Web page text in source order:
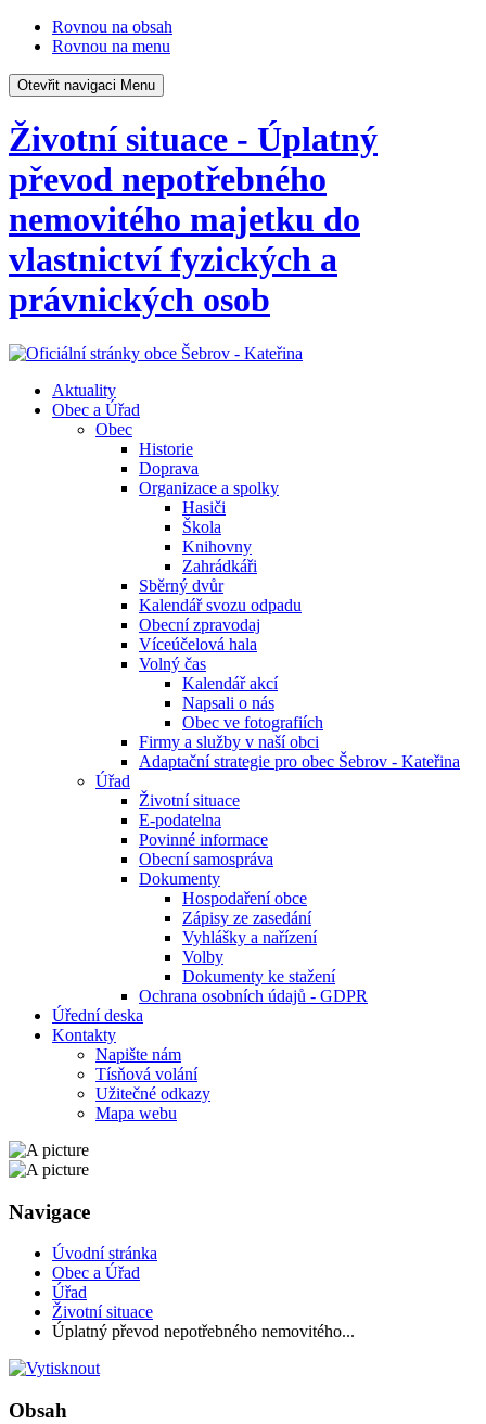
Rovnou na obsah
Rovnou na menu
Otevřit navigaci Menu
Životní situace - Úplatný
převod nepotřebného
nemovitého majetku do
vlastnictví fyzických a
právnických osob
Aktuality
Obec a Úřad
Obec
Historie
Doprava
Organizace a spolky
Hasiči
Škola
Knihovny
Zahrádkáři
Sběrný dvůr
Kalendář svozu odpadu
Obecní zpravodaj
Víceúčelová hala
Volný čas
Kalendář akcí
Napsali o nás
Obec ve fotografiích
Firmy a služby v naší obci
Adaptační strategie pro obec Šebrov - Kateřina
Úřad
Životní situace
E-podatelna
Povinné informace
Obecní samospráva
Dokumenty
Hospodaření obce
Zápisy ze zasedání
Vyhlášky a nařízení
Volby
Dokumenty ke stažení
Ochrana osobních údajů - GDPR
Úřední deska
Kontakty
Napište nám
Tísňová volání
Užitečné odkazy
Mapa webu
Navigace
Úvodní stránka
Obec a Úřad
Úřad
Životní situace
Úplatný převod nepotřebného nemovitého...
Obsah